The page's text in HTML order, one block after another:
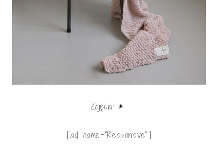
Zdjęcia: *
[ad name=”Responsive”]